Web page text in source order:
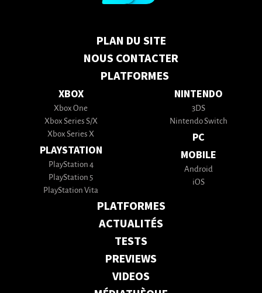
PLAN DU SITE
NOUS CONTACTER
PLATFORMES
XBOX
Xbox One
Xbox Series S/X
Xbox Series X
PLAYSTATION
PlayStation 4
PlayStation 5
PlayStation Vita
NINTENDO
3DS
Nintendo Switch
PC
MOBILE
Android
iOS
PLATFORMES
ACTUALITÉS
TESTS
PREVIEWS
VIDEOS